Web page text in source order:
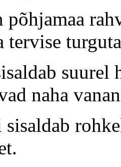
põhjamaa
tervise
naha